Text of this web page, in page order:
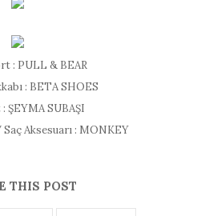
: PULL & BEAR
: BETA SHOES
ŞEYMA SUBAŞI
Aksesuarı : MONKEY
THIS POST